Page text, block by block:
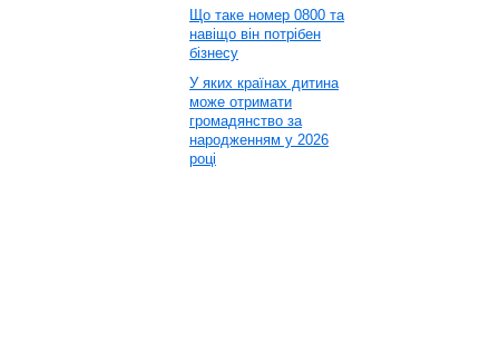
Що таке номер 0800 та
навіщо він потрібен
бізнесу
У яких країнах дитина
може отримати
громадянство за
народженням у 2026
році